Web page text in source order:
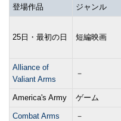
登場作品 ジャンル
25日・最初の日 短編映画
Alliance of
Valiant Arms
－
America's Army ゲーム
Combat Arms －